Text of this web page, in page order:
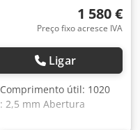
1 580 €
Preço fixo acresce IVA
Ligar
útil: 1020
2,5 mm Abertura
- 135 ° Largura: 1350